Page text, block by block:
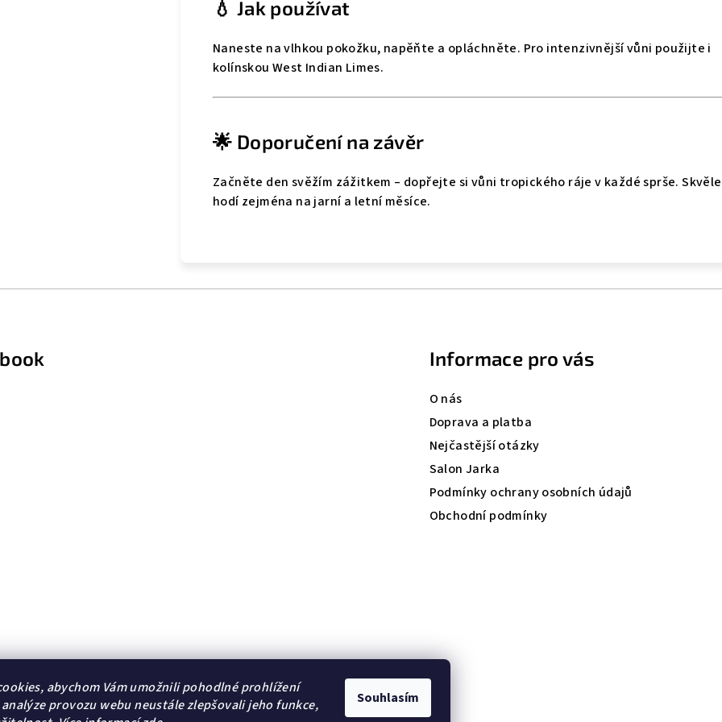
abychom Vám umožnili pohodlné prohlížení
provozu webu neustále zlepšovali jeho funkce,
Souhlasím
💧 Jak používat
Naneste na vlhkou pokožku, napěňte a opláchněte. Pro intenzivnější vůni použijte i
kolínskou West Indian Limes.
🌟 Doporučení na závěr
Začněte den svěžím zážitkem – dopřejte si vůni tropického ráje v každé sprše.
hodí zejména na jarní a letní měsíce.
Informace pro vás
O nás
Doprava a platba
Nejčastější otázky
Salon Jarka
Podmínky ochrany osobních údajů
Obchodní podmínky